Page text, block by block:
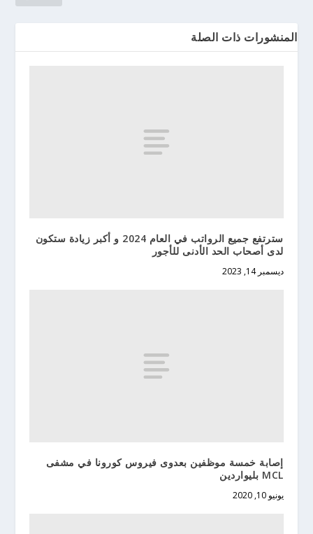
المنشورات ذات الصلة
سترتفع جميع الرواتب في العام 2024 و أكبر زيادة ستكون
لدى أصحاب الحد الأدنى للأجور
ديسمبر 14, 2023
إصابة خمسة موظفين بعدوى فيروس كورونا في مشفى
MCL بليواردين
يونيو 10, 2020